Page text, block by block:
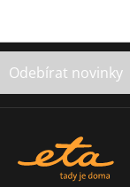
Odebírat novinky